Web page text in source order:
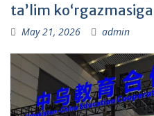
taʼlim
May 21, 2026 admin